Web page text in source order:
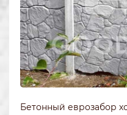
Бетонный еврозабор